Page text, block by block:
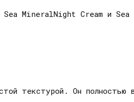
MineralNight Cream и Sea
текстурой. Он полностью